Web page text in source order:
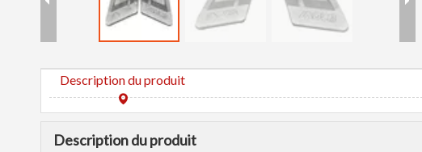
Description du produit
Description du produit